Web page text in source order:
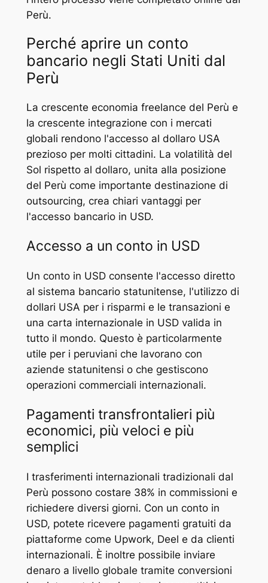
Perù.
Perché aprire un conto
bancario negli Stati Uniti dal
Perù
La crescente economia freelance del Perù e
la crescente integrazione con i mercati
globali rendono l'accesso al dollaro USA
prezioso per molti cittadini. La volatilità del
Sol rispetto al dollaro, unita alla posizione
del Perù come importante destinazione di
outsourcing, crea chiari vantaggi per
l'accesso bancario in USD.
Accesso a un conto in USD
Un conto in USD consente l'accesso diretto
al sistema bancario statunitense, l'utilizzo di
dollari USA per i risparmi e le transazioni e
una carta internazionale in USD valida in
tutto il mondo. Questo è particolarmente
utile per i peruviani che lavorano con
aziende statunitensi o che gestiscono
operazioni commerciali internazionali.
Pagamenti transfrontalieri più
economici, più veloci e più
semplici
I trasferimenti internazionali tradizionali dal
Perù possono costare 38% in commissioni e
richiedere diversi giorni. Con un conto in
USD, potete ricevere pagamenti gratuiti da
piattaforme come Upwork, Deel e da clienti
internazionali. È inoltre possibile inviare
denaro a livello globale tramite conversioni